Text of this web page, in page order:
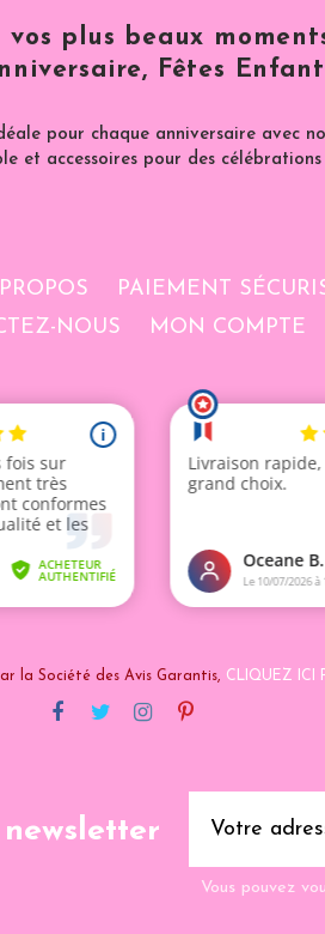
vos plus beaux
Fêtes
pour chaque anniversaire avec
et accessoires pour des
PAIEMENT
NOUS
MON COMPTE
la Société des Avis Garantis, CLIQUEZ ICI
Vous pouvez